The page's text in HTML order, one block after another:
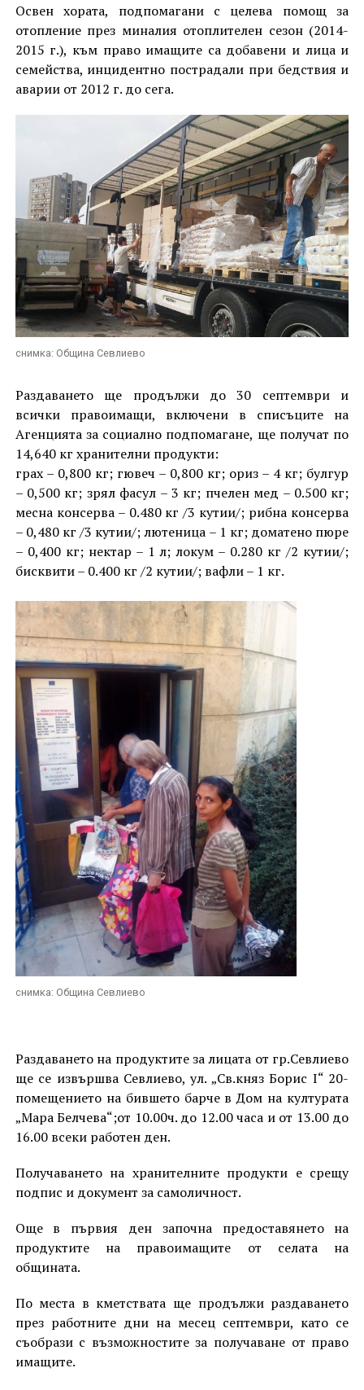
Освен хората, подпомагани с целева помощ за
отопление през миналия отоплителен сезон (2014-
2015 г.), към право имащите са добавени и лица и
семейства, инцидентно пострадали при бедствия и
аварии от 2012 г. до сега.
снимка: Община Севлиево
Раздаването ще продължи до 30 септември и
всички правоимащи, включени в списъците на
Агенцията за социално подпомагане, ще получат по
14,640 кг хранителни продукти:
грах – 0,800 кг; гювеч – 0,800 кг; ориз – 4 кг; булгур
– 0,500 кг; зрял фасул – 3 кг; пчелен мед – 0.500 кг;
месна консерва – 0.480 кг /3 кутии/; рибна консерва
– 0,480 кг /3 кутии/; лютеница – 1 кг; доматено пюре
– 0,400 кг; нектар – 1 л; локум – 0.280 кг /2 кутии/;
бисквити – 0.400 кг /2 кутии/; вафли – 1 кг.
снимка: Община Севлиево
Раздаването на продуктите за лицата от гр.Севлиево
ще се извършва Севлиево, ул. „Св.княз Борис I“ 20-
помещението на бившето барче в Дом на културата
„Мара Белчева“;от 10.00ч. до 12.00 часа и от 13.00 до
16.00 всеки работен ден.
Получаването на хранителните продукти е срещу
подпис и документ за самоличност.
Още в първия ден започна предоставянето на
продуктите на правоимащите от селата на
общината.
По места в кметствата ще продължи раздаването
през работните дни на месец септември, като се
съобрази с възможностите за получаване от право
имащите.